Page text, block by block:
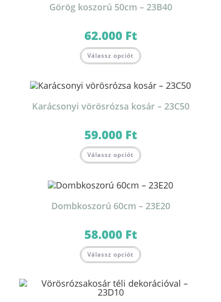
Görög koszorú 50cm – 23B40
62.000 Ft
Válassz opciót
Karácsonyi vörösrózsa kosár – 23C50
59.000 Ft
Válassz opciót
Dombkoszorú 60cm – 23E20
58.000 Ft
Válassz opciót